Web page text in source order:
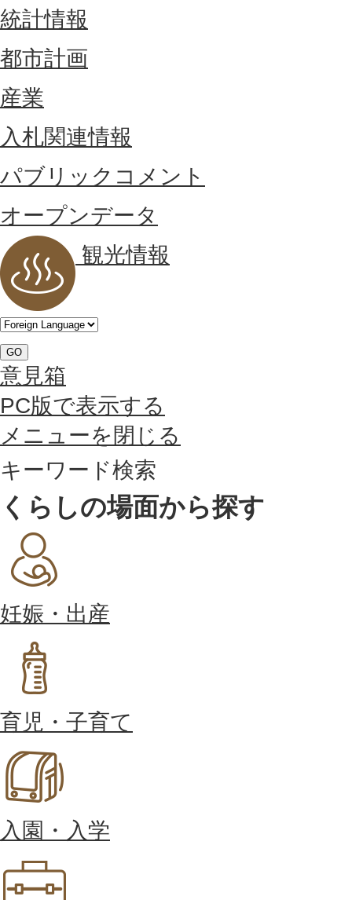
統計情報
都市計画
産業
入札関連情報
パブリックコメント
オープンデータ
観光情報
GO
意見箱
PC版で表示する
メニューを閉じる
キーワード検索
くらしの場面から探す
妊娠・出産
育児・子育て
入園・入学